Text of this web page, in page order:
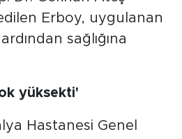
Erboy, uygulanan
sağlığına
yüksekti'
Hastanesi Genel